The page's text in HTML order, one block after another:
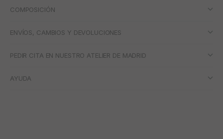
COMPOSICIÓN
ENVÍOS, CAMBIOS Y DEVOLUCIONES
PEDIR CITA EN NUESTRO ATELIER DE MADRID
AYUDA